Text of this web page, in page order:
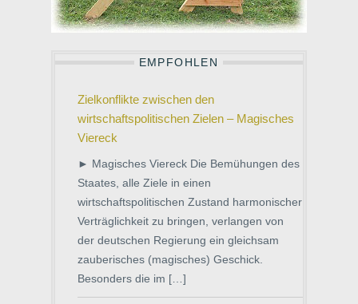
EMPFOHLEN
Zielkonflikte zwischen den
wirtschaftspolitischen Zielen – Magisches
Viereck
► Magisches Viereck Die Bemühungen des
Staates, alle Ziele in einen
wirtschaftspolitischen Zustand harmonischer
Verträglichkeit zu bringen, verlangen von
der deutschen Regierung ein gleichsam
zauberisches (magisches) Geschick.
Besonders die im […]